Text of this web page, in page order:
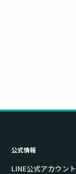
公式情報
LINE公式アカウント